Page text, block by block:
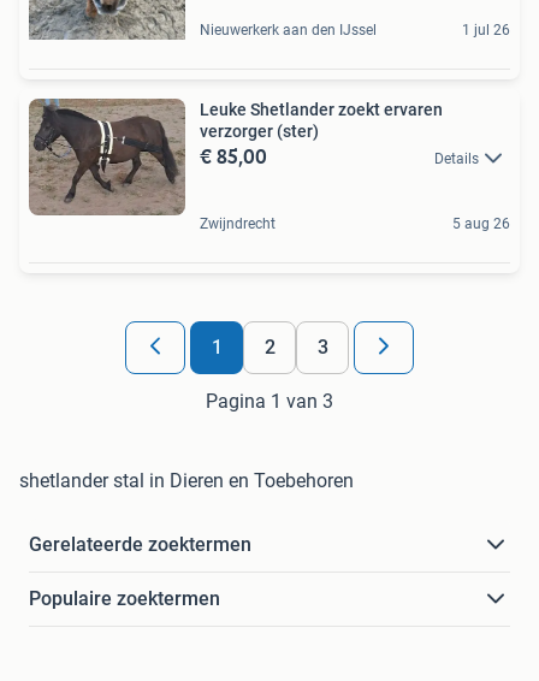
Nieuwerkerk aan den IJssel 1 jul 26
Leuke Shetlander zoekt ervaren
verzorger (ster)
€ 85,00 Details
Zwijndrecht 5 aug 26
1 2 3
Pagina 1 van 3
shetlander stal in Dieren en Toebehoren
Gerelateerde zoektermen
Populaire zoektermen